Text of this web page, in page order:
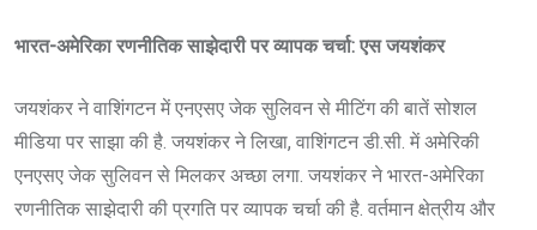
भारत-अमेरिका रणनीतिक साझेदारी पर व्यापक चर्चा: एस जयशंकर
जयशंकर ने वाशिंगटन में एनएसए जेक सुलिवन से मीटिंग की बातें सोशल
मीडिया पर साझा की है. जयशंकर ने लिखा, वाशिंगटन डी.सी. में अमेरिकी
एनएसए जेक सुलिवन से मिलकर अच्छा लगा. जयशंकर ने भारत-अमेरिका
रणनीतिक साझेदारी की प्रगति पर व्यापक चर्चा की है. वर्तमान क्षेत्रीय और